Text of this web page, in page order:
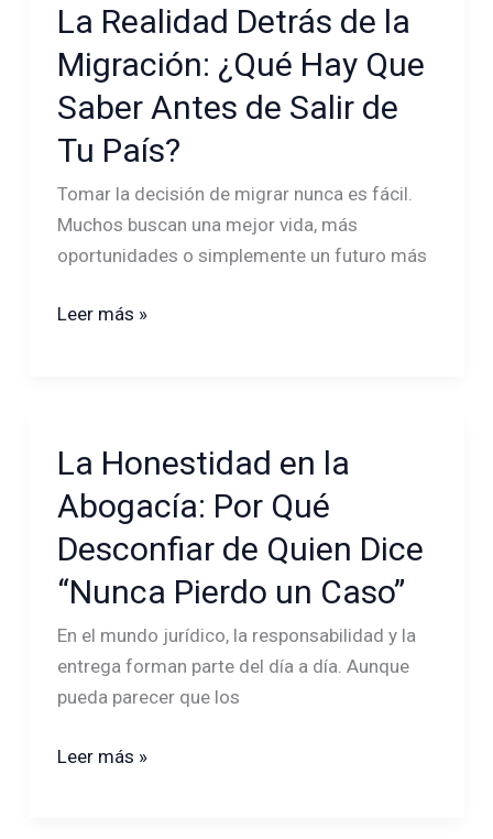
La Realidad Detrás de la
Migración: ¿Qué Hay Que
Saber Antes de Salir de
Tu País?
Tomar la decisión de migrar nunca es fácil.
Muchos buscan una mejor vida, más
oportunidades o simplemente un futuro más
La
Detrás
de
la
Migración:
¿Qué
Hay
Que
Antes
País?
Leer más »
La Honestidad en la
Abogacía: Por Qué
Desconfiar de Quien Dice
“Nunca Pierdo un Caso”
En el mundo jurídico, la responsabilidad y la
entrega forman parte del día a día. Aunque
pueda parecer que los
La
en
Abogacía:
Por
Qué
Desconfiar
de
Dice
Leer más »